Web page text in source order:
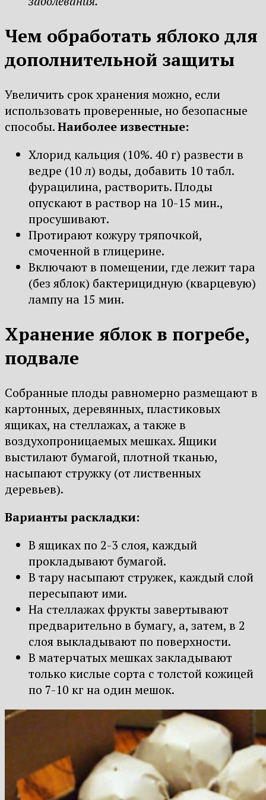
Чем обработать яблоко для
дополнительной защиты
Увеличить срок хранения можно, если
использовать проверенные, но безопасные
способы.Наиболее известные:
Хлорид кальция (10%. 40 г) развести в
ведре (10 л) воды, добавить 10 табл.
фурацилина, растворить. Плоды
опускают в раствор на 10-15 мин.,
просушивают.
Протирают кожуру тряпочкой,
смоченной в глицерине.
Включают в помещении, где лежит тара
(без яблок) бактерицидную (кварцевую)
лампу на 15 мин.
Хранение яблок в погребе,
подвале
Собранные плоды равномерно размещают в
картонных, деревянных, пластиковых
ящиках, на стеллажах, а также в
воздухопроницаемых мешках. Ящики
выстилают бумагой, плотной тканью,
насыпают стружку (от лиственных
деревьев).
Варианты раскладки:
В ящиках по 2-3 слоя, каждый
прокладывают бумагой.
В тару насыпают стружек, каждый слой
пересыпают ими.
На стеллажах фрукты завертывают
предварительно в бумагу, а, затем, в 2
слоя выкладывают по поверхности.
В матерчатых мешках закладывают
только кислые сорта с толстой кожицей
по 7-10 кг на один мешок.